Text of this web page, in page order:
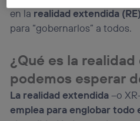
en la realidad extendida
para “gobernarlos” a todos.
¿Qué es la
podemos esperar
La realidad extendida–o
emplea para englobar todo
La tecnología Utiq está
prioridad ofreciéndote elección
operadora de telefonía,
información de la cuenta de
telecomunicaciones vinculada
(p. ej., número de teléfono móvil).
Este identificador se asigna a
lo que cualquier persona que